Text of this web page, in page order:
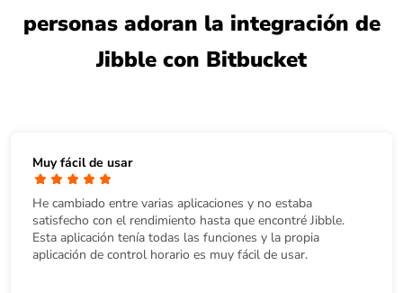
personas adoran la integración de
Jibble con Bitbucket
Muy fácil de usar
He cambiado entre varias aplicaciones y no estaba
satisfecho con el rendimiento hasta que encontré Jibble.
Esta aplicación tenía todas las funciones y la propia
aplicación de control horario es muy fácil de usar.